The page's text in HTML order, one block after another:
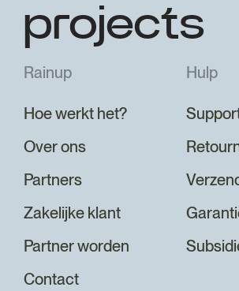
projects
Rainup
Hoe werkt het?
Over ons
Partners
Zakelijke klant
Partner worden
Contact
Hulp